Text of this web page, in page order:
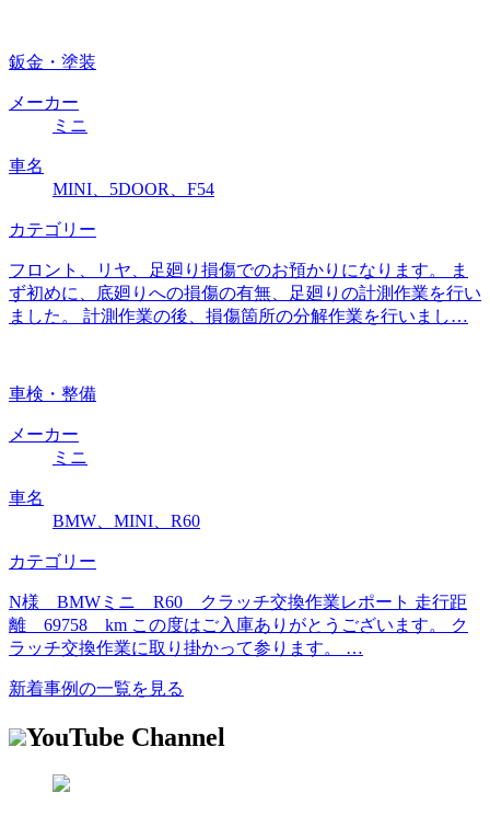
鈑金・塗装
メーカー
ミニ
車名
MINI、5DOOR、F54
カテゴリー
フロント、リヤ、足廻り損傷でのお預かりになります。 ま
ず初めに、底廻りへの損傷の有無、足廻りの計測作業を行い
ました。 計測作業の後、損傷箇所の分解作業を行いまし…
車検・整備
メーカー
ミニ
車名
BMW、MINI、R60
カテゴリー
N様 BMWミニ R60 クラッチ交換作業レポート 走行距
離 69758 km この度はご入庫ありがとうございます。 ク
ラッチ交換作業に取り掛かって参ります。 …
新着事例の一覧を見る
YouTube Channel